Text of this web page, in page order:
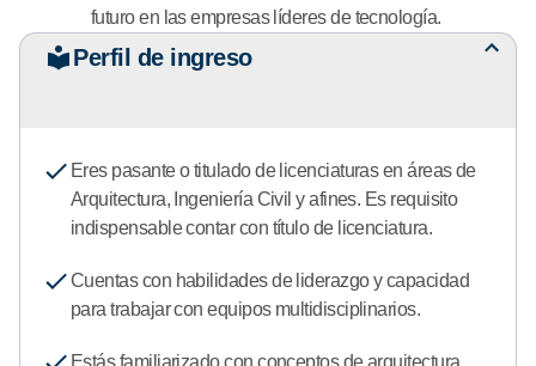
futuro en las empresas líderes de tecnología.
Perfil de ingreso
Eres pasante o titulado de licenciaturas en áreas de
Arquitectura, Ingeniería Civil y afines. Es requisito
indispensable contar con título de licenciatura.
Cuentas con habilidades de liderazgo y capacidad
para trabajar con equipos multidisciplinarios.
Estás familiarizado con conceptos de arquitectura,